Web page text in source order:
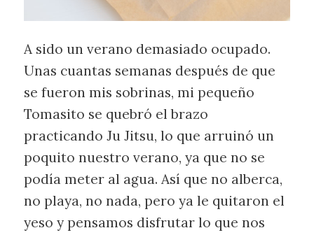
A sido un verano demasiado ocupado.
Unas cuantas semanas después de que
se fueron mis sobrinas, mi pequeño
Tomasito se quebró el brazo
practicando Ju Jitsu, lo que arruinó un
poquito nuestro verano, ya que no se
podía meter al agua. Así que no alberca,
no playa, no nada, pero ya le quitaron el
yeso y pensamos disfrutar lo que nos